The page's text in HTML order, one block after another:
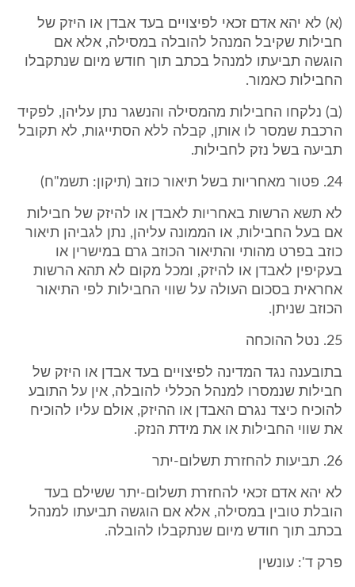
(א) לא יהא אדם זכאי לפיצויים בעד אבדן או היזק של
חבילות שקיבל המנהל להובלה במסילה, אלא אם
הוגשה תביעתו למנהל בכתב תוך חודש מיום שנתקבלו
החבילות כאמור.
(ב) נלקחו החבילות מהמסילה והנשגר נתן עליהן, לפקיד
הרכבת שמסר לו אותן, קבלה ללא הסתייגות, לא תקובל
תביעה בשל נזק לחבילות.
24. פטור מאחריות בשל תיאור כוזב (תיקון: תשמ"ח)
לא תשא הרשות באחריות לאבדן או להיזק של חבילות
אם בעל החבילות, או הממונה עליהן, נתן לגביהן תיאור
כוזב בפרט מהותי והתיאור הכוזב גרם במישרין או
בעקיפין לאבדן או להיזק, ומכל מקום לא תהא הרשות
אחראית בסכום העולה על שווי החבילות לפי התיאור
הכוזב שניתן.
25. נטל ההוכחה
בתובענה נגד המדינה לפיצויים בעד אבדן או היזק של
חבילות שנמסרו למנהל הכללי להובלה, אין על התובע
להוכיח כיצד נגרם האבדן או ההיזק, אולם עליו להוכיח
את שווי החבילות או את מידת הנזק.
26. תביעות להחזרת תשלום-יתר
לא יהא אדם זכאי להחזרת תשלום-יתר ששילם בעד
הובלת טובין במסילה, אלא אם הוגשה תביעתו למנהל
בכתב תוך חודש מיום שנתקבלו להובלה.
פרק ד': עונשין